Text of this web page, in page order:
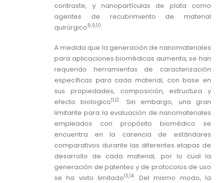
contraste, y nanopartículas de plata como
agentes de recubrimiento de material
quirúrgico8,9,10.
A medida que la generación de nanomateriales
para aplicaciones biomédicas aumenta, se han
requerido herramientas de caracterización
específicas para cada material, con base en
sus propiedades, composición, estructura y
efecto biologico11,12. Sin embargo, una gran
limitante para la evaluación de nanomateriales
empleados con propósito biomédico se
encuentra en la carencia de estándares
comparativos durante las diferentes etapas de
desarrollo de cada material, por lo cual la
generación de patentes y de protocolos de uso
se ha visto limitado13,14. Del mismo modo, la